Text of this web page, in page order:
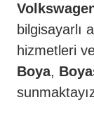
bilgisayarlı
hizmetleri
Boya,